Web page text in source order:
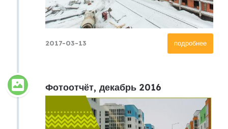
подробнее
2017-03-13
Фотоотчёт, декабрь 2016